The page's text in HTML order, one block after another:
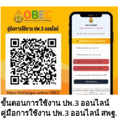
ขั้นตอนการใช้งาน ปพ.3 ออนไลน์
คู่มือการใช้งาน ปพ.3 ออนไลน์ สพฐ.